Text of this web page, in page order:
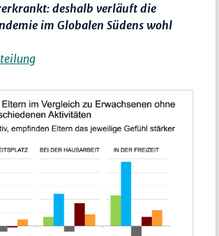
deshalb verläuft die
im Globalen Südens wohl